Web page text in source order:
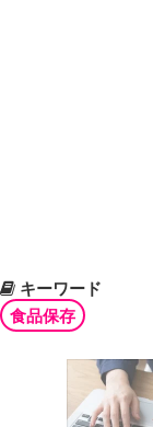
キーワード
食品保存